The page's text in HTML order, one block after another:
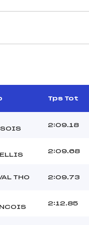
Tps Tot
2:09.18
2:09.68
THO 2:09.73
2:12.85